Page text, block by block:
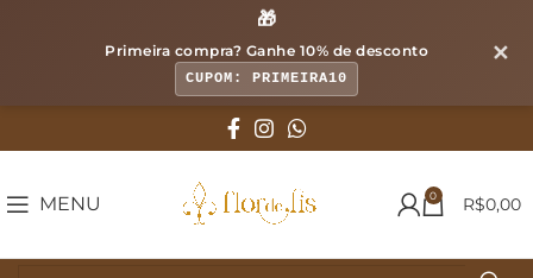
🎁
Primeira compra? Ganhe 10% de desconto
CUPOM: PRIMEIRA10
✕
MENU 0 R$0,00